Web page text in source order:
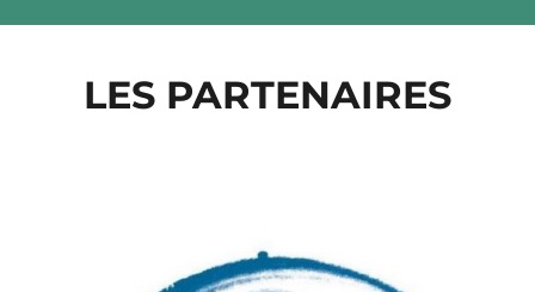
LES PARTENAIRES